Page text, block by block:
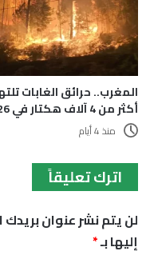
المغرب.. حرائق الغابات
أكثر من 4 آلاف هكتار في 2026
منذ 4 أيام
اترك تعليقاً
لن يتم نشر عنوان بريدك
إليها بـ*